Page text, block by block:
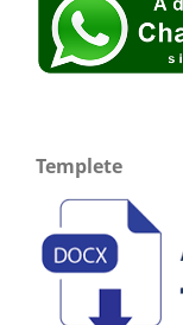
Templete